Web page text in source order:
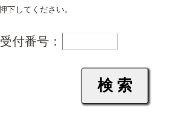
下してください。
受付番号：